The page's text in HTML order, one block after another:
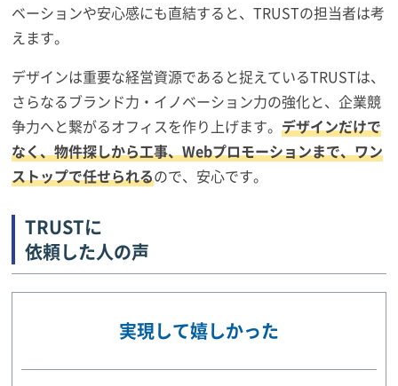
ベーションや安心感にも直結すると、TRUSTの担当者は考
えます。
デザインは重要な経営資源であると捉えているTRUSTは、
さらなるブランド力・イノベーション力の強化と、企業競
争力へと繋がるオフィスを作り上げます。デザインだけで
なく、物件探しから工事、Webプロモーションまで、ワン
ストップで任せられるので、安心です。
TRUSTに
依頼した人の声
実現して嬉しかった